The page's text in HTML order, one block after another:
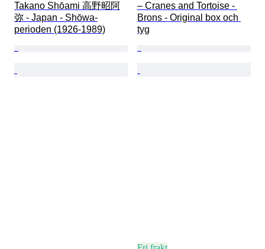
Takano Shōami 高野昭阿
弥 - Japan - Shōwa-
perioden (1926-1989)
– Cranes and Tortoise -
Brons - Original box och
tyg